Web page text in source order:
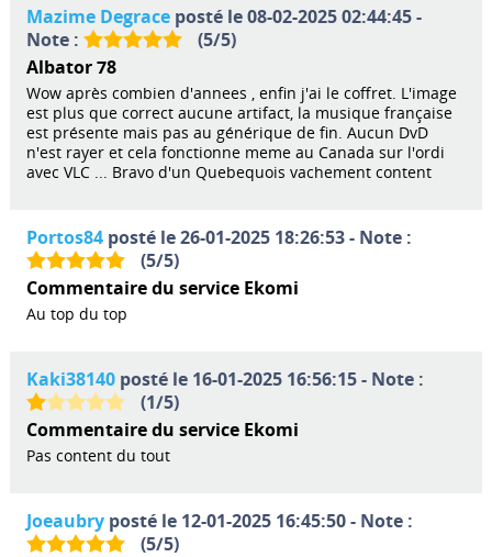
Mazime Degraceposté le 08-02-2025 02:44:45 -
Note :
(5/5)
Albator 78
Wow après combien d'annees , enfin j'ai le coffret. L'image
est plus que correct aucune artifact, la musique française
est présente mais pas au générique de fin. Aucun DvD
n'est rayer et cela fonctionne meme au Canada sur l'ordi
avec VLC ... Bravo d'un Quebequois vachement content
Portos84posté le 26-01-2025 18:26:53 - Note :
(5/5)
Commentaire du service Ekomi
Au top du top
Kaki38140posté le 16-01-2025 16:56:15 - Note :
(1/5)
Commentaire du service Ekomi
Pas content du tout
Joeaubryposté le 12-01-2025 16:45:50 - Note :
(5/5)